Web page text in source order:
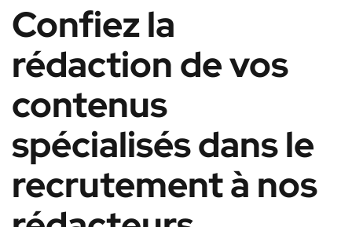
Confiez la
rédaction de vos
contenus
spécialisés dans le
recrutement à nos